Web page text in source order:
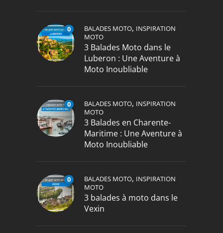
0 BALADES MOTO, INSPIRATION
MOTO
3 Balades Moto dans le
Luberon : Une Aventure à
Moto Inoubliable
0 BALADES MOTO, INSPIRATION
MOTO
3 Balades en Charente-
Maritime : Une Aventure à
Moto Inoubliable
0 BALADES MOTO, INSPIRATION
MOTO
3 balades à moto dans le
Vexin